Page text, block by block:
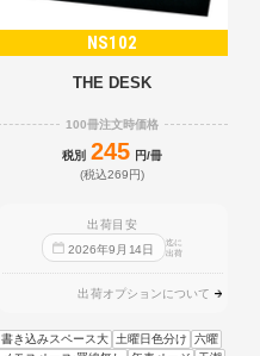
NS102
THE DESK
100冊注文時価格
税別 245 円/冊
(税込269円)
出荷目安
2026年9 月 14日
迄に
出荷
出荷オプションについて
書き込みスペース大 土曜日色分け
六曜